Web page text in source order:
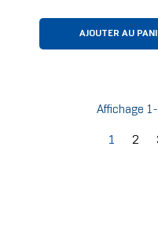
AJOUTER AU
Affichage
1 2